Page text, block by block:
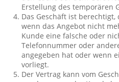
Erstellung des temporären
Das Geschäft ist
wenn das Angebot nicht
Kunde eine falsche oder
Telefonnummer oder
angegeben hat oder wenn
vorliegt.
Der Vertrag kann vom